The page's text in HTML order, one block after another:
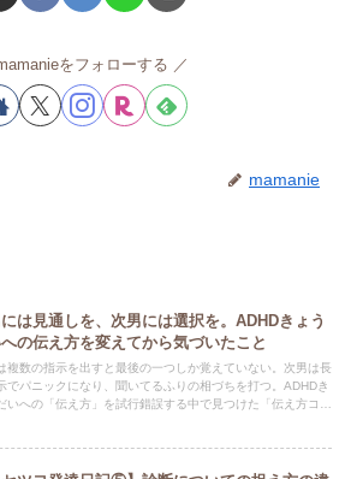
をフォローする
mamanie
は見通しを、次男には選択を。ADHDきょう
の伝え方を変えてから気づいたこと
複数の指示を出すと最後の一つしか覚えていない。次男は長
でパニックになり、聞いてるふりの相づちを打つ。ADHDき
いへの「伝え方」を試行錯誤する中で見つけた「伝え方コミ